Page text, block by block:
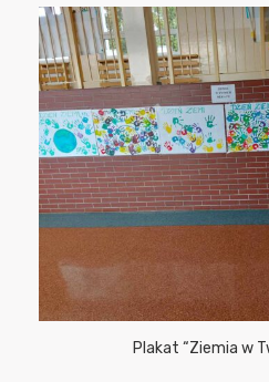
Plakat “Ziemia w